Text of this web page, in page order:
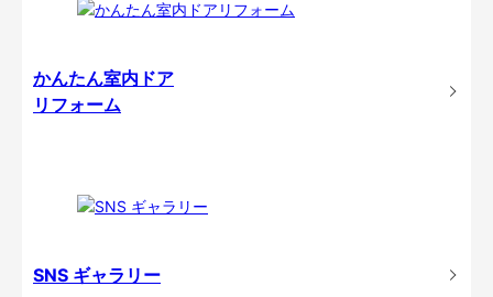
かんたん室内ドア
リフォーム
SNS ギャラリー